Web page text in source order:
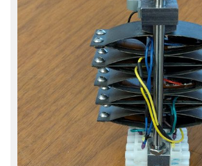
VPI – Vocação para Inovação
Patrimônio Genético
Leis e Normas
Transferência de Tecnologia
Editais de TT
PD&I
Convênios